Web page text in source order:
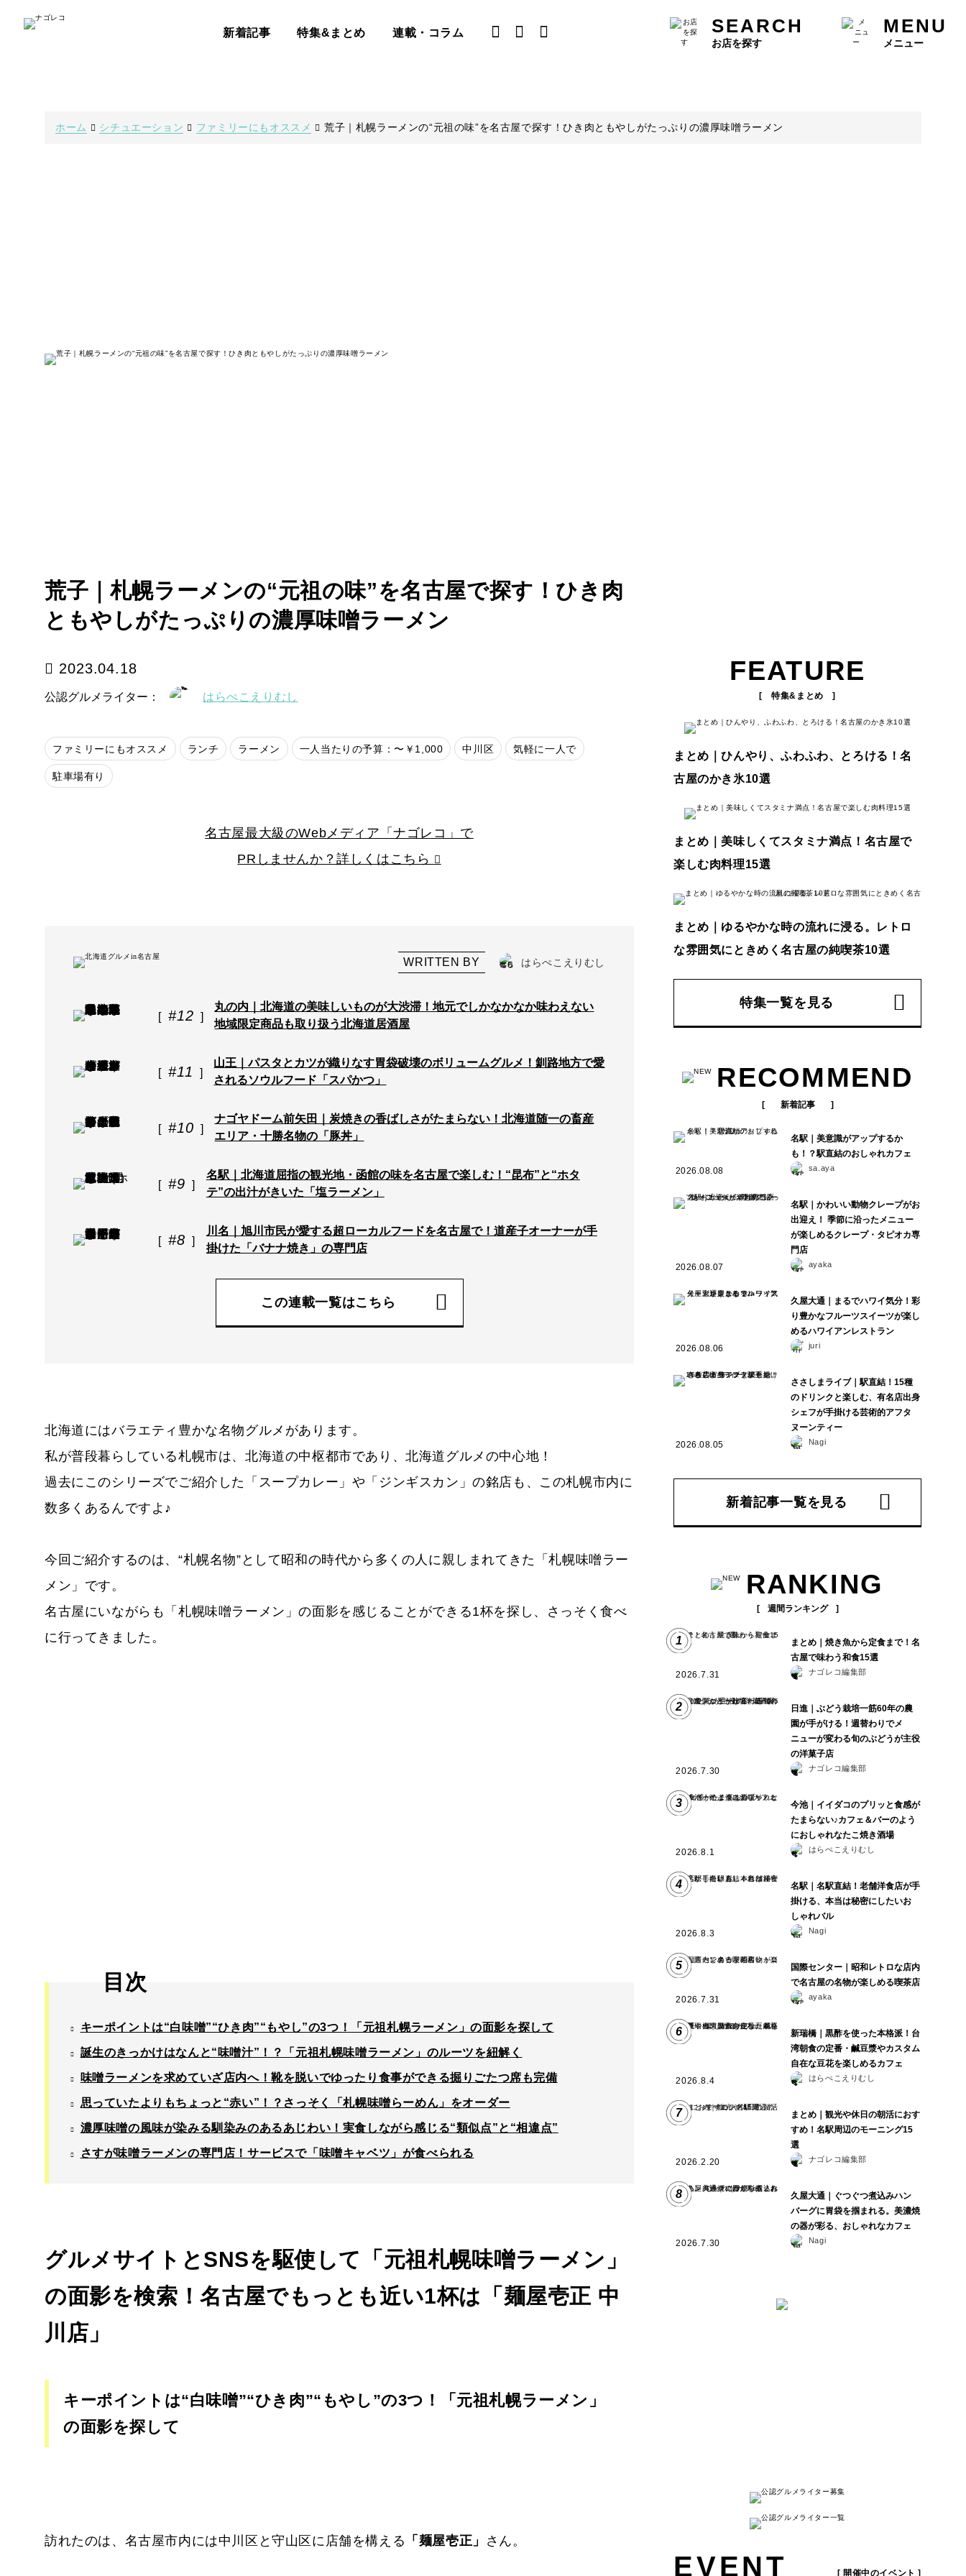
新着記事 特集&まとめ 連載・コラム SEARCH
お店を探す
MENU
メニュー
ホーム シチュエーション ファミリーにもオススメ 荒子｜札幌ラーメンの“元祖の味”を名古屋で探す！ひき肉ともやしがたっぷりの濃厚味噌ラーメン
荒子｜札幌ラーメンの“元祖の味”を名古屋で探す！ひき肉
ともやしがたっぷりの濃厚味噌ラーメン
2023.04.18
公認グルメライター： はらぺこえりむし
ファミリーにもオススメ ランチ ラーメン 一人当たりの予算：〜￥1,000 中川区 気軽に一人で
駐車場有り
名古屋最大級のWebメディア「ナゴレコ」で
PRしませんか？詳しくはこちら
WRITTEN BY はらぺこえりむし
#12
丸の内｜北海道の美味しいものが大渋滞！地元でしかなかなか味わえない
地域限定商品も取り扱う北海道居酒屋
#11
山王｜パスタとカツが織りなす胃袋破壊のボリュームグルメ！釧路地方で愛
されるソウルフード「スパかつ」
#10
ナゴヤドーム前矢田｜炭焼きの香ばしさがたまらない！北海道随一の畜産
エリア・十勝名物の「豚丼」
#9
名駅｜北海道屈指の観光地・函館の味を名古屋で楽しむ！“昆布”と“ホタ
テ”の出汁がきいた「塩ラーメン」
#8
川名｜旭川市民が愛する超ローカルフードを名古屋で！道産子オーナーが手
掛けた「バナナ焼き」の専門店
この連載一覧はこちら
北海道にはバラエティ豊かな名物グルメがあります。
私が普段暮らしている札幌市は、北海道の中枢都市であり、北海道グルメの中心地！
過去にこのシリーズでご紹介した「スープカレー」や「ジンギスカン」の銘店も、この札幌市内に
数多くあるんですよ♪
今回ご紹介するのは、“札幌名物”として昭和の時代から多くの人に親しまれてきた「札幌味噌ラー
メン」です。
名古屋にいながらも「札幌味噌ラーメン」の面影を感じることができる1杯を探し、さっそく食べ
に行ってきました。
目次
キーポイントは“白味噌”“ひき肉”“もやし”の3つ！「元祖札幌ラーメン」の面影を探して
誕生のきっかけはなんと“味噌汁”！？「元祖札幌味噌ラーメン」のルーツを紐解く
味噌ラーメンを求めていざ店内へ！靴を脱いでゆったり食事ができる掘りごたつ席も完備
思っていたよりもちょっと“赤い”！？さっそく「札幌味噌らーめん」をオーダー
濃厚味噌の風味が染みる馴染みのあるあじわい！実食しながら感じる“類似点”と“相違点”
さすが味噌ラーメンの専門店！サービスで「味噌キャベツ」が食べられる
グルメサイトとSNSを駆使して「元祖札幌味噌ラーメン」
の面影を検索！名古屋でもっとも近い1杯は「麺屋壱正 中
川店」
キーポイントは“白味噌”“ひき肉”“もやし”の3つ！「元祖札幌ラーメン」
の面影を探して
訪れたのは、名古屋市内には中川区と守山区に店舗を構える 「麺屋壱正」 さん。
FEATURE
[ 特集&まとめ ]
まとめ｜ひんやり、ふわふわ、とろける！名
古屋のかき氷10選
まとめ｜美味しくてスタミナ満点！名古屋で
楽しむ肉料理15選
まとめ｜ゆるやかな時の流れに浸る。レトロ
な雰囲気にときめく名古屋の純喫茶10選
特集一覧を見る
RECOMMEND
新着記事
2026.08.08
名駅｜美意識がアップするか
も！？駅直結のおしゃれカフェ
sa.aya
2026.08.07
名駅｜かわいい動物クレープがお
出迎え！ 季節に沿ったメニュー
が楽しめるクレープ・タピオカ専
門店
ayaka
2026.08.06
久屋大通｜まるでハワイ気分！彩
り豊かなフルーツスイーツが楽し
めるハワイアンレストラン
juri
2026.08.05
ささしまライブ｜駅直結！15種
のドリンクと楽しむ、有名店出身
シェフが手掛ける芸術的アフタ
ヌーンティー
Nagi
新着記事一覧を見る
RANKING
週間ランキング
1
2026.7.31
まとめ｜焼き魚から定食まで！名
古屋で味わう和食15選
ナゴレコ編集部
2
2026.7.30
日進｜ぶどう栽培一筋60年の農
園が手がける！週替わりでメ
ニューが変わる旬のぶどうが主役
の洋菓子店
ナゴレコ編集部
3
2026.8.1
今池｜イイダコのプリッと食感が
たまらない♪カフェ＆バーのよう
におしゃれなたこ焼き酒場
はらぺこえりむし
4
2026.8.3
名駅｜名駅直結！老舗洋食店が手
掛ける、本当は秘密にしたいお
しゃれバル
Nagi
5
2026.7.31
国際センター｜昭和レトロな店内
で名古屋の名物が楽しめる喫茶店
ayaka
6
2026.8.4
新瑞橋｜黒酢を使った本格派！台
湾朝食の定番・鹹豆漿やカスタム
自在な豆花を楽しめるカフェ
はらぺこえりむし
7
2026.2.20
まとめ｜観光や休日の朝活におす
すめ！名駅周辺のモーニング15
選
ナゴレコ編集部
8
2026.7.30
久屋大通｜ぐつぐつ煮込みハン
バーグに胃袋を掴まれる。美濃焼
の器が彩る、おしゃれなカフェ
Nagi
EVENT [ 開催中のイベント ]